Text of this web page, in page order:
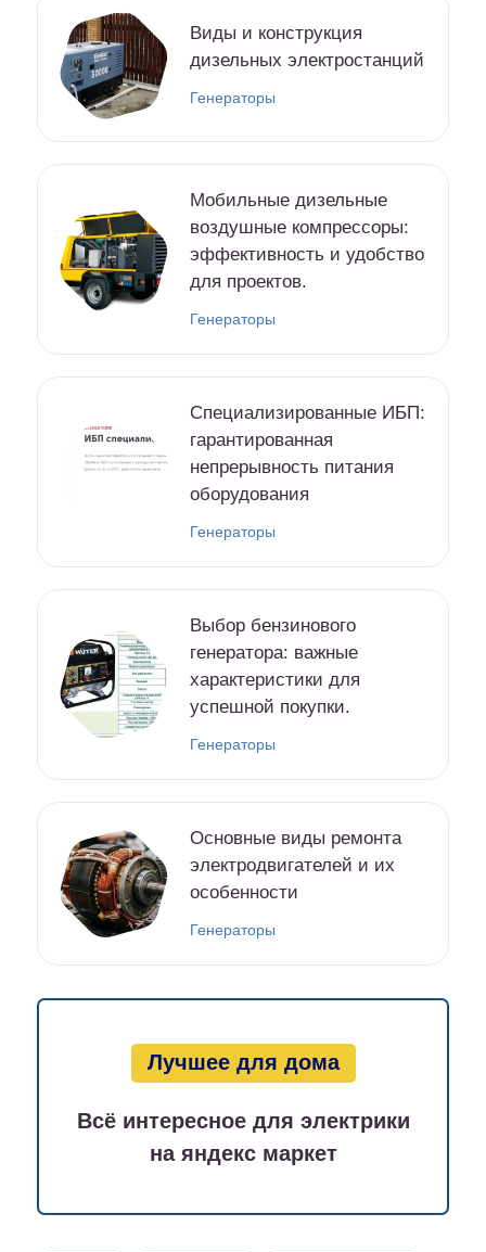
Виды и конструкция
дизельных электростанций
Генераторы
Мобильные дизельные
воздушные компрессоры:
эффективность и удобство
для проектов.
Генераторы
Специализированные ИБП:
гарантированная
непрерывность питания
оборудования
Генераторы
Выбор бензинового
генератора: важные
характеристики для
успешной покупки.
Генераторы
Основные виды ремонта
электродвигателей и их
особенности
Генераторы
Лучшее для дома
Всё интересное для электрики
на яндекс маркет